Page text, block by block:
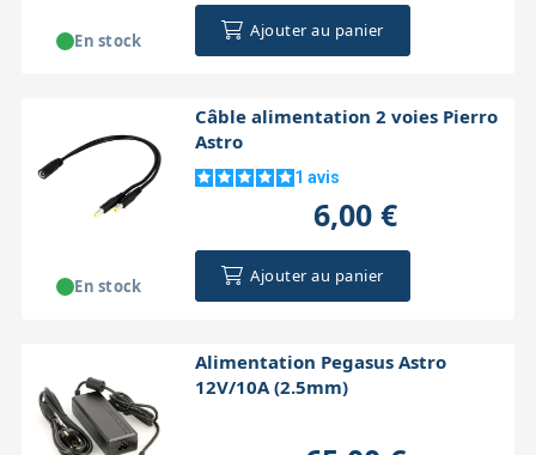
Ajouter au panier
En stock
Câble alimentation 2 voies Pierro
Astro
1 avis
6,00 €
Ajouter au panier
En stock
Alimentation Pegasus Astro
12V/10A (2.5mm)